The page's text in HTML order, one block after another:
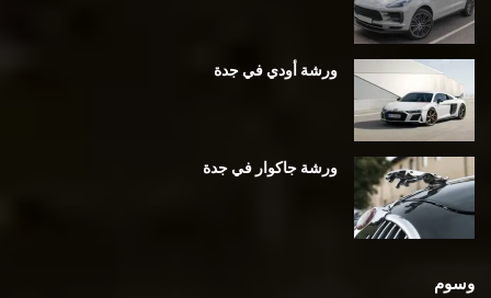
ورشة أودي في جدة
ورشة جاكوار في جدة
وسوم